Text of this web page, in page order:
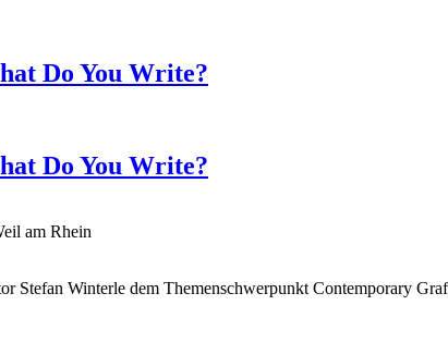
Do You Write?
Do You Write?
am Rhein
Winterle dem Themenschwerpunkt Contemporary